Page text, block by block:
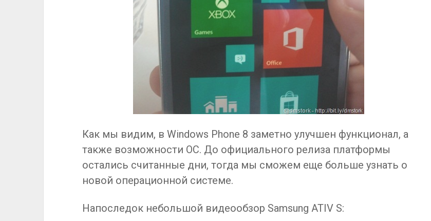
Как мы видим, в Windows Phone 8 заметно улучшен функционал, а
также возможности ОС. До официального релиза платформы
остались считанные дни, тогда мы сможем еще больше узнать о
новой операционной системе.
Напоследок небольшой видеообзор Samsung ATIV S: